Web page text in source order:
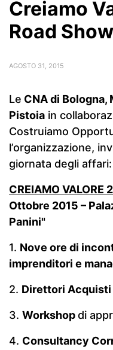
Creiamo
Road
AGOSTO 31, 2015
Le CNA di Bologna,
Pistoia in
Costruiamo
l’organizzazione,
giornata degli affari:
CREIAMO VALORE
Ottobre 2015 –
Panini"
1. Nove ore di
imprenditori e
2. Direttori
3. Workshopdi
4. Consultancy